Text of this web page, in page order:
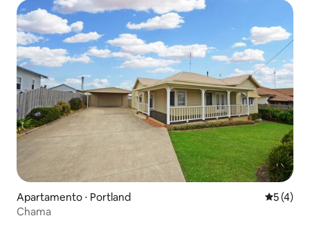
Apartamento ⋅ Portland 5 de
5 (4)
Chama